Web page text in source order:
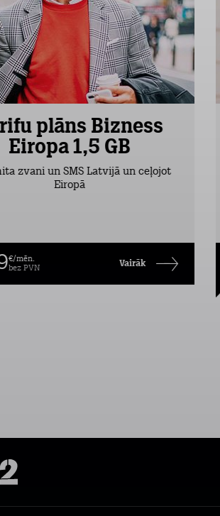
plāns Bizness
Eiropa 1,5 GB
zvani un SMS Latvijā un ceļojot
Eiropā
€/mēn.
bez PVN
Vairāk